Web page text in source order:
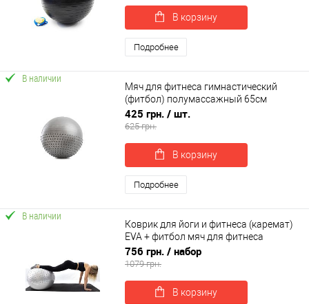
В корзину
Подробнее
В наличии
Мяч для фитнеса гимнастический
(фитбол) полумассажный 65см
OSPORT (MS 1652)
425 грн. / шт.
625 грн.
В корзину
Подробнее
В наличии
Коврик для йоги и фитнеса (каремат)
EVA + фитбол мяч для фитнеса
полумассажный 65 см OSPORT Set 116
(n-0149)
756 грн. / набор
1079 грн.
В корзину